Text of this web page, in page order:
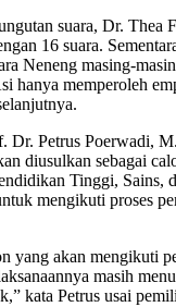
suara, Dr. Thea
16 suara.
Neneng masing-
hanya memperoleh
Dr. Petrus Poerwadi,
diusulkan sebagai
Tinggi, Sains,
mengikuti proses
yang akan mengikuti
masih
kata Petrus usai